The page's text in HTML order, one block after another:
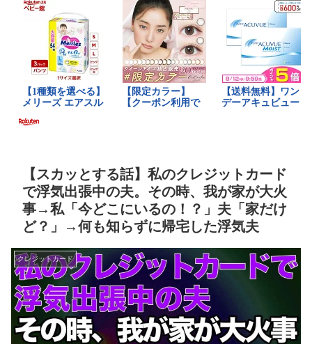
【スカッとする話】私のクレジットカード
で浮気出張中の夫。その時、我が家が大火
事→私「今どこにいるの！？」夫「家だけ
ど？」→何も知らずに帰宅した浮気夫
クレジットカード